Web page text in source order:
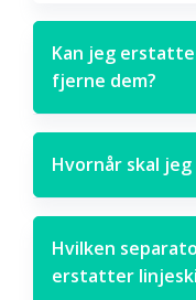
Kan jeg
fjerne dem?
Hvornår skal
Hvilken
erstatter